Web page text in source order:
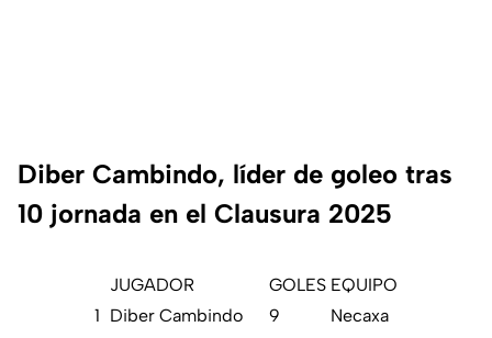
Diber Cambindo, líder de goleo tras
10 jornada en el Clausura 2025
JUGADOR GOLES EQUIPO
1 Diber Cambindo 9
Necaxa